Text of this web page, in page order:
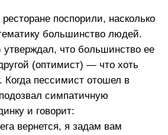
поспорили, насколько
большинство людей.
что большинство ее
(оптимист) — что хоть
Когда пессимист отошел в
симпатичную
и говорит:
вернется, я задам вам